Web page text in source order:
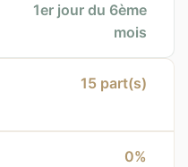
1er jour du 6ème
mois
15 part(s)
0%